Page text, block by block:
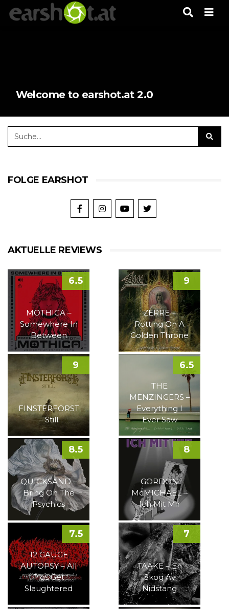
Welcome to earshot.at 2.0
FOLGE EARSHOT
AKTUELLE REVIEWS
MOTHICA –
Somewhere In
Between
6.5
ZERRE –
Rotting On A
Golden Throne
9
FINSTERFORST
– Still
9
THE
MENZINGERS –
Everything I
Ever Saw
6.5
QUICKSAND –
Bring On The
Psychics
8.5
GORDON
McMICHAEL –
Ich Mit Mir
8
12 GAUGE
AUTOPSY – All
Pigs Get
Slaughtered
7.5
TAAKE – En
Skog Av
Nidstang
7